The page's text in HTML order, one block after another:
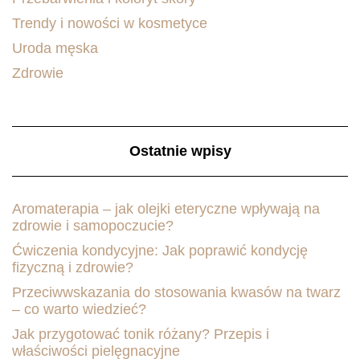
Trendy i nowości w kosmetyce
Uroda męska
Zdrowie
Ostatnie wpisy
Aromaterapia – jak olejki eteryczne wpływają na
zdrowie i samopoczucie?
Ćwiczenia kondycyjne: Jak poprawić kondycję
fizyczną i zdrowie?
Przeciwwskazania do stosowania kwasów na twarz
– co warto wiedzieć?
Jak przygotować tonik różany? Przepis i
właściwości pielęgnacyjne